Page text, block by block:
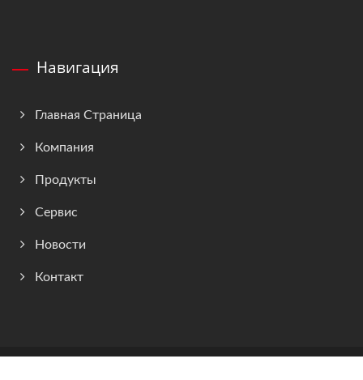
Навигация
Главная Страница
Компания
Продукты
Сервис
Новости
Контакт